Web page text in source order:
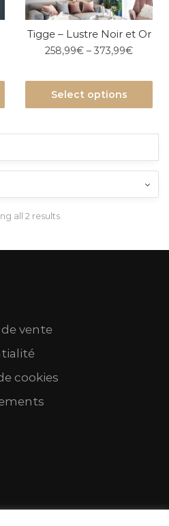
Tigge – Lustre Noir et Or
258,99€ –373,99€
Select options
all 2 results
vente
cookies